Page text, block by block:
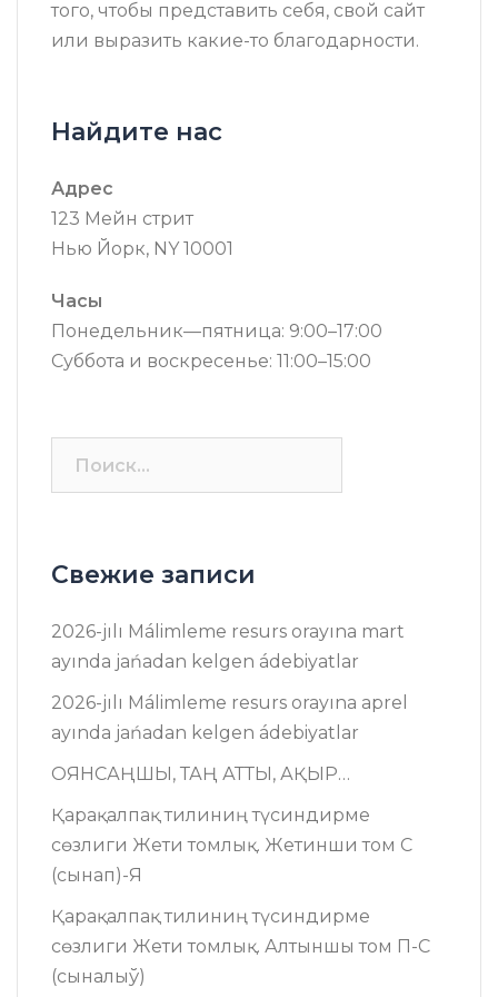
того, чтобы представить себя, свой сайт
или выразить какие-то благодарности.
Найдите нас
Адрес
123 Мейн стрит
Нью Йорк, NY 10001
Часы
Понедельник—пятница: 9:00–17:00
Суббота и воскресенье: 11:00–15:00
Свежие записи
2026-jılı Málimleme resurs оrayına mart
ayında jańadan kelgen ádebiyatlar
2026-jılı Málimleme resurs оrayına aprel
ayında jańadan kelgen ádebiyatlar
ОЯНСАҢШЫ, ТАҢ АТТЫ, АҚЫР…
Қарақалпақ тилиниң түсиндирме
сөзлиги Жети томлық. Жетинши том C
(сынап)-Я
Қарақалпақ тилиниң түсиндирме
сөзлиги Жети томлық. Алтыншы том П-C
(сыналыў)